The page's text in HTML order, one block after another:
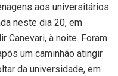
aos universitários
neste dia 20, em
Canevari, à noite. Foram
um caminhão atingir
da universidade, em